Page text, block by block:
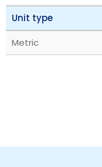
Unit type
Metric